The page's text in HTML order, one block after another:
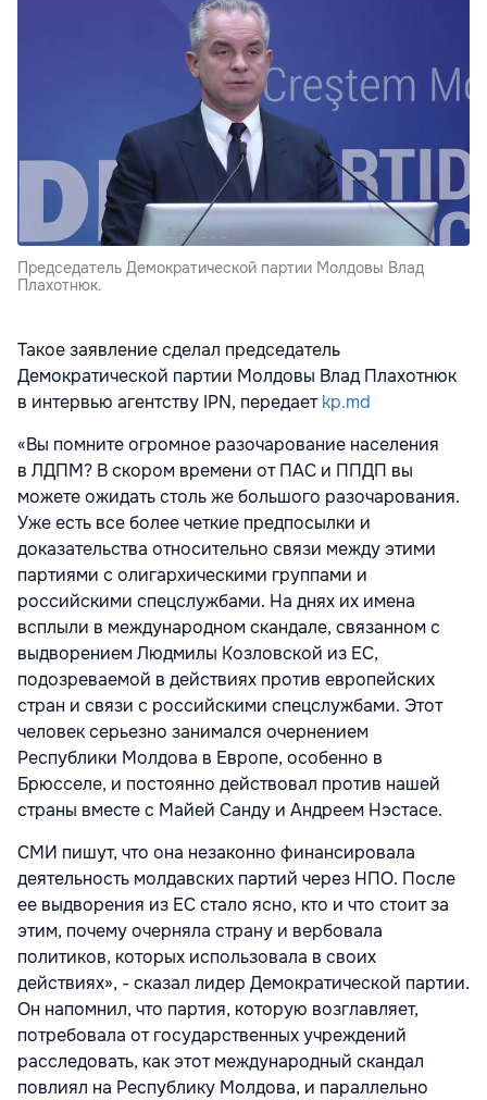
Председатель Демократической партии Молдовы Влад
Плахотнюк.
Такое заявление сделал председатель
Демократической партии Молдовы Влад Плахотнюк
в интервью агентству IPN, передаетkp.md
«Вы помните огромное разочарование населения
в ЛДПМ? В скором времени от ПАС и ППДП вы
можете ожидать столь же большого разочарования.
Уже есть все более четкие предпосылки и
доказательства относительно связи между этими
партиями с олигархическими группами и
российскими спецслужбами. На днях их имена
всплыли в международном скандале, связанном с
выдворением Людмилы Козловской из ЕС,
подозреваемой в действиях против европейских
стран и связи с российскими спецслужбами. Этот
человек серьезно занимался очернением
Республики Молдова в Европе, особенно в
Брюсселе, и постоянно действовал против нашей
страны вместе с Майей Санду и Андреем Нэстасе.
СМИ пишут, что она незаконно финансировала
деятельность молдавских партий через НПО. После
ее выдворения из ЕС стало ясно, кто и что стоит за
этим, почему очерняла страну и вербовала
политиков, которых использовала в своих
действиях», - сказал лидер Демократической партии.
Он напомнил, что партия, которую возглавляет,
потребовала от государственных учреждений
расследовать, как этот международный скандал
повлиял на Республику Молдова, и параллельно